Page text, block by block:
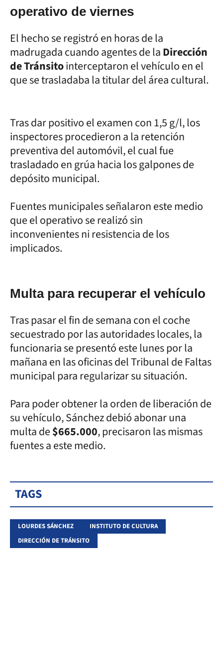
operativo de viernes
El hecho se registró en horas de la
madrugada cuando agentes de laDirección
de Tránsitointerceptaron el vehículo en el
que se trasladaba la titular del área cultural.
Tras dar positivo el examen con 1,5 g/l, los
inspectores procedieron a la retención
preventiva del automóvil, el cual fue
trasladado en grúa hacia los galpones de
depósito municipal.
Fuentes municipales señalaron este medio
que el operativo se realizó sin
inconvenientes ni resistencia de los
implicados.
Multa para recuperar el vehículo
Tras pasar el fin de semana con el coche
secuestrado por las autoridades locales, la
funcionaria se presentó este lunes por la
mañana en las oficinas del Tribunal de Faltas
municipal para regularizar su situación.
Para poder obtener la orden de liberación de
su vehículo, Sánchez debió abonar una
multa de$665.000, precisaron las mismas
fuentes a este medio.
TAGS
LOURDES SÁNCHEZ
INSTITUTO DE CULTURA
DIRECCIÓN DE TRÁNSITO